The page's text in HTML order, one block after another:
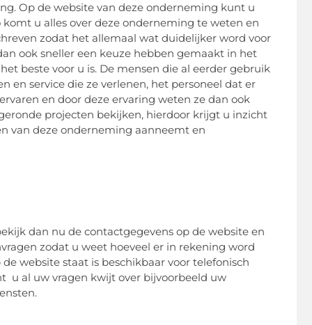
Op de website van deze onderneming kunt u
u alles over deze onderneming te weten en
zodat het allemaal wat duidelijker word voor
ook sneller een keuze hebben gemaakt in het
beste voor u is. De mensen die al eerder gebruik
en service die ze verlenen, het personeel dat er
en door deze ervaring weten ze dan ook
projecten bekijken, hierdoor krijgt u inzicht
van deze onderneming aanneemt en
dan nu de contactgegevens op de website en
zodat u weet hoeveel er in rekening word
website staat is beschikbaar voor telefonisch
u al uw vragen kwijt over bijvoorbeeld uw